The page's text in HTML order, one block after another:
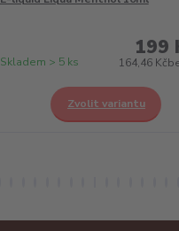
199
164,46 Kč
Skladem > 5 ks
Zvolit variantu